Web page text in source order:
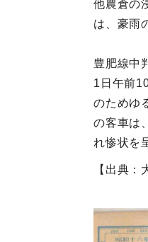
他農倉の
は、豪雨
豊肥線中
1日午前
のためゆ
の客車は
れ惨状を
【出典：